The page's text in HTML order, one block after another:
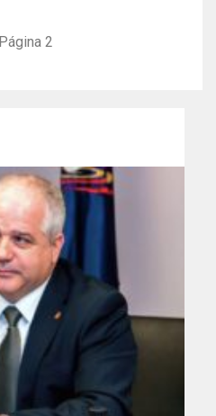
Página 2